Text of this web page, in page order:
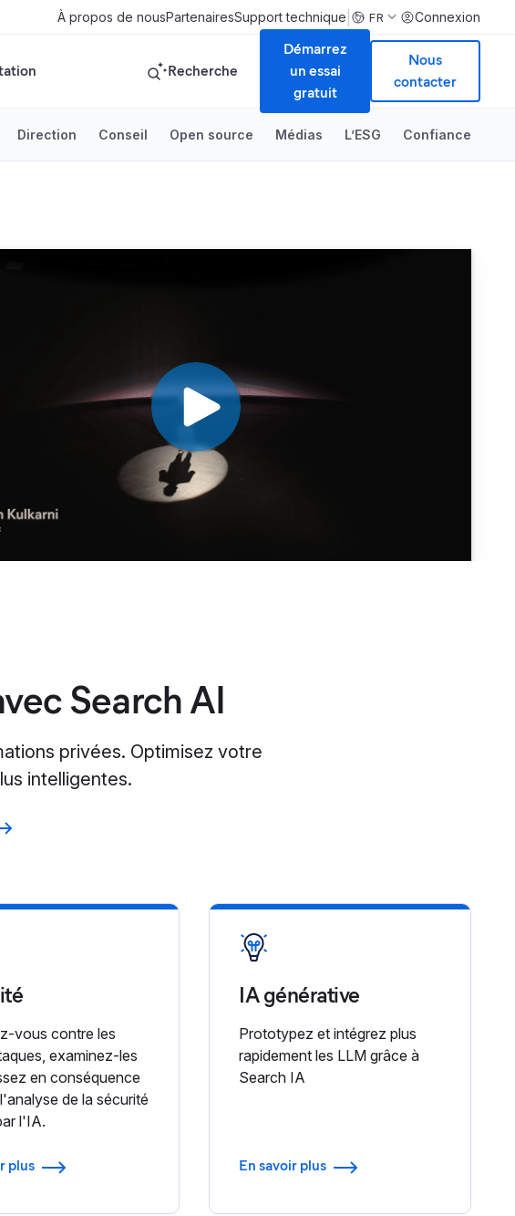
À propos de nousPartenairesSupport technique FR Connexion
Recherche
Démarrez
un essai
gratuit
Nous
contacter
Direction Conseil Open source Médias L’ESG Confiance
Search AI
privées. Optimisez votre
intelligentes.
vous contre les
examinez-les
en conséquence
de la sécurité
l'IA.
plus
IA générative
Prototypez et intégrez plus
rapidement les LLM grâce à
Search IA
En savoir plus